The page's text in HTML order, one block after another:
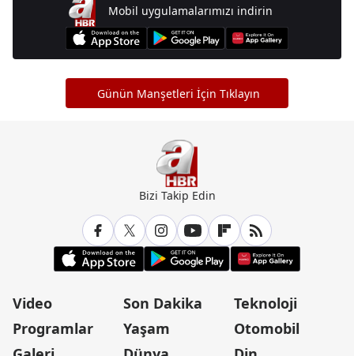
Mobil uygulamalarımızı indirin
Günün Manşetleri İçin Tıklayın
Bizi Takip Edin
Video
Programlar
Son Dakika
Yaşam
Teknoloji
Otomobil